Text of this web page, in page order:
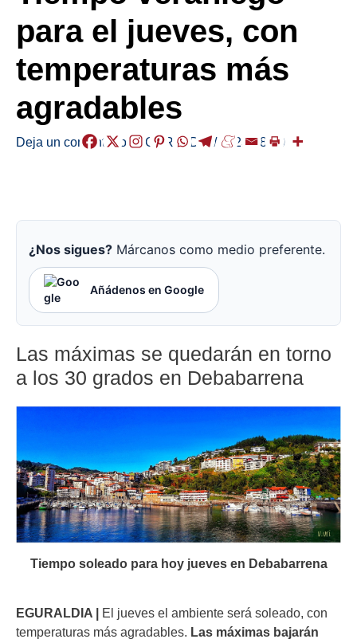
para el jueves, con
temperaturas más
agradables
Deja un comentario /EGURALDIA/ 2023-08-10
¿Nos sigues? Márcanos como medio preferente.
Añádenos en Google
Las máximas se quedarán en torno
a los 30 grados en Debabarrena
Tiempo soleado para hoy jueves en Debabarrena
EGURALDIA | El jueves el ambiente será soleado, con
temperaturas más agradables. Las máximas bajarán